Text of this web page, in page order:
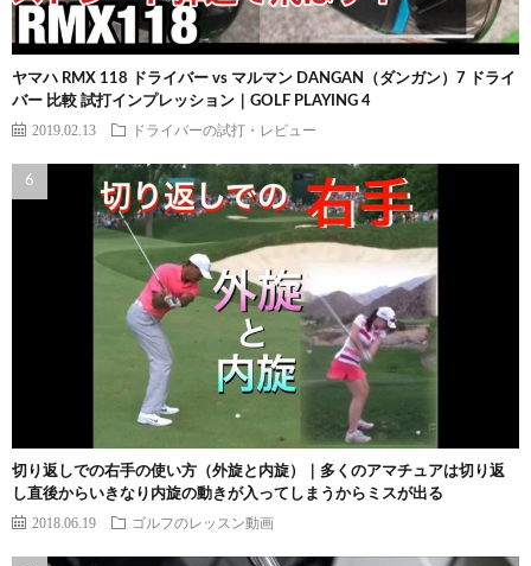
ヤマハ RMX 118 ドライバー vs マルマン DANGAN（ダンガン）7 ドライ
バー 比較 試打インプレッション｜GOLF PLAYING 4
2019.02.13 ドライバーの試打・レビュー
切り返しでの右手の使い方（外旋と内旋）｜多くのアマチュアは切り返
し直後からいきなり内旋の動きが入ってしまうからミスが出る
2018.06.19 ゴルフのレッスン動画